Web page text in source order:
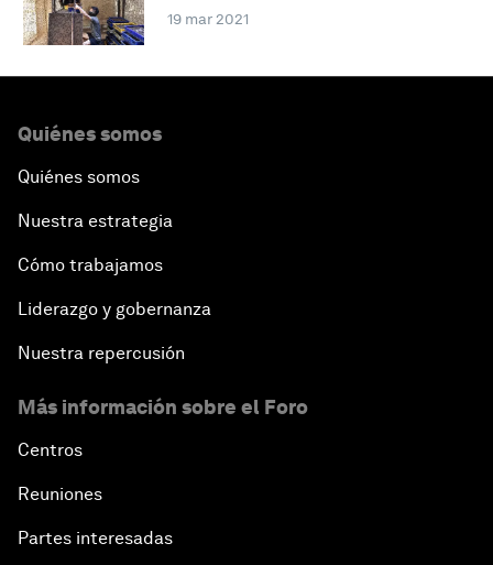
19 mar 2021
Quiénes somos
Quiénes somos
Nuestra estrategia
Cómo trabajamos
Liderazgo y gobernanza
Nuestra repercusión
Más información sobre el Foro
Centros
Reuniones
Partes interesadas